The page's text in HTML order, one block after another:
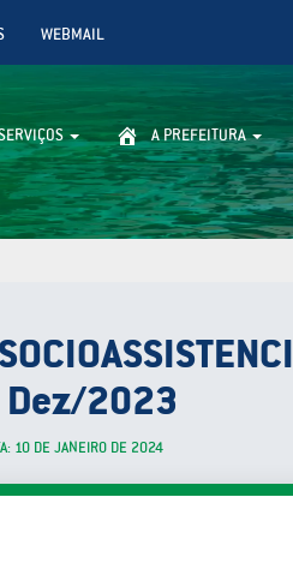
WEBMAIL
A PREFEITURA
Dez/2023
10 DE JANEIRO DE 2024